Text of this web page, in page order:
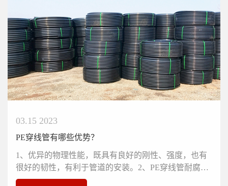
03.15 2023
PE穿线管有哪些优势？
1、优异的物理性能，既具有良好的刚性、强度，也有
很好的韧性，有利于管道的安装。2、PE穿线管耐腐
蚀，使用寿命长。在沿海地区，...